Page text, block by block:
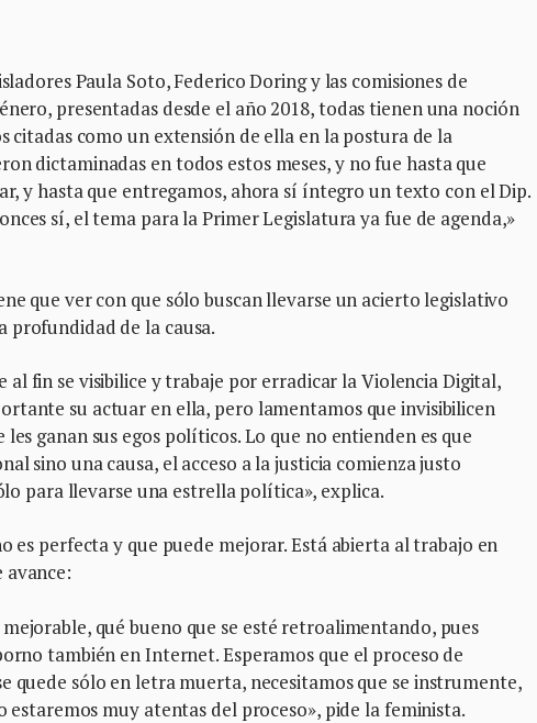
Paula Soto, Federico Doring y las comisiones de
presentadas desde el año 2018, todas tienen una noción
citadas como un extensión de ella en la postura de la
dictaminadas en todos estos meses, y no fue hasta que
y hasta que entregamos, ahora sí íntegro un texto con el Dip.
sí, el tema para la Primer Legislatura ya fue de agenda,»
que ver con que sólo buscan llevarse un acierto legislativo
profundidad de la causa.
al fin se visibilice y trabaje por erradicar la Violencia Digital,
su actuar en ella, pero lamentamos que invisibilicen
ganan sus egos políticos. Lo que no entienden es que
sino una causa, el acceso a la justicia comienza justo
para llevarse una estrella política», explica.
es perfecta y que puede mejorar. Está abierta al trabajo en
avance:
qué bueno que se esté retroalimentando, pues
también en Internet. Esperamos que el proceso de
quede sólo en letra muerta, necesitamos que se instrumente,
estaremos muy atentas del proceso», pide la feminista.